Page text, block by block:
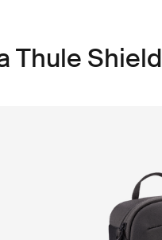
Thule Shield